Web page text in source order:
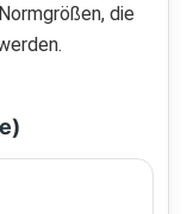
die